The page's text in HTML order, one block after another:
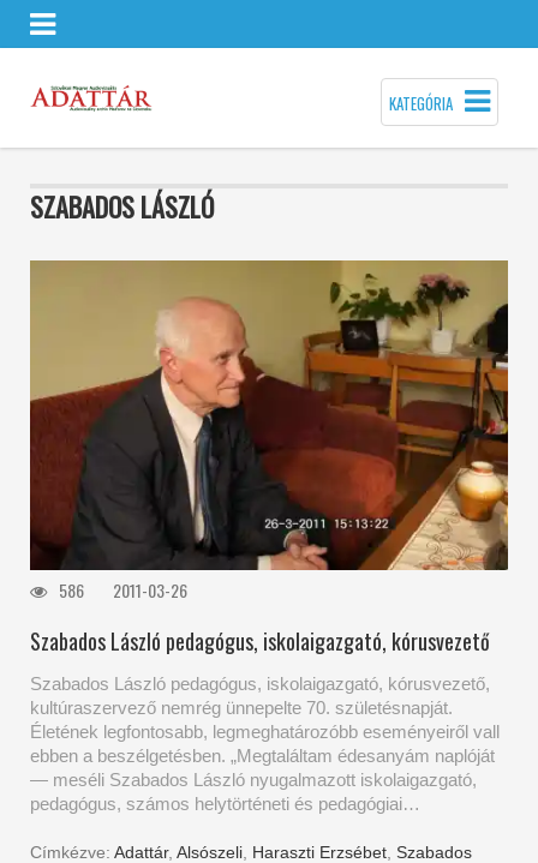
KATEGÓRIA
SZABADOS LÁSZLÓ
586 2011-03-26
Szabados László pedagógus, iskolaigazgató, kórusvezető
Szabados László pedagógus, iskolaigazgató, kórusvezető,
kultúraszervező nemrég ünnepelte 70. születésnapját.
Életének legfontosabb, legmeghatározóbb eseményeiről vall
ebben a beszélgetésben. „Megtaláltam édesanyám naplóját
— meséli Szabados László nyugalmazott iskolaigazgató,
pedagógus, számos helytörténeti és pedagógiai…
Címkézve: Adattár, Alsószeli, Haraszti Erzsébet, Szabados